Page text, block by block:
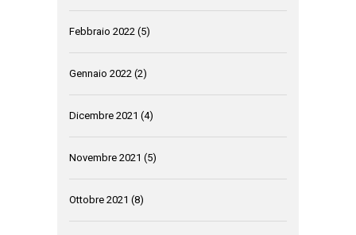
Febbraio 2022 (5)
Gennaio 2022 (2)
Dicembre 2021 (4)
Novembre 2021 (5)
Ottobre 2021 (8)